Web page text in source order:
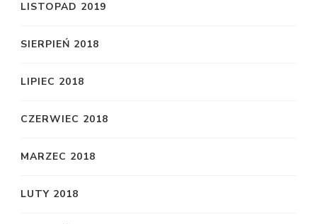
LISTOPAD 2019
SIERPIEŃ 2018
LIPIEC 2018
CZERWIEC 2018
MARZEC 2018
LUTY 2018